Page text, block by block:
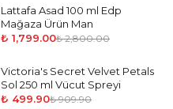
-36%
Lattafa Asad 100 ml Edp
Mağaza Ürün Man
₺ 1,799.00₺ 2,800.00
-45%
Victoria's Secret Velvet Petals
Sol 250 ml Vücut Spreyi
₺ 499.90₺ 909.90